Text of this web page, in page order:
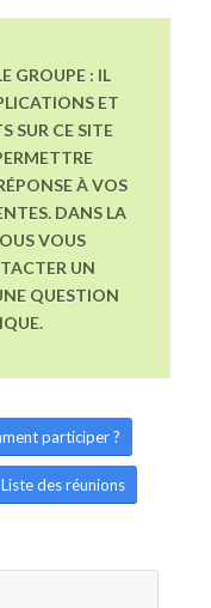
GROUPE : IL
ET
SUR CE SITE
À VOS
DANS LA
VOUS
UN
QUESTION
participer ?
Liste des réunions